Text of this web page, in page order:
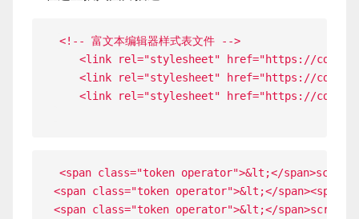
<! -- 富文本编辑器样式表文件 -->
<link rel="stylesheet" href="https://
<link rel="stylesheet" href="https://
<link rel="stylesheet" href="https://
<span class="token operator">&lt;</
<span class="token operator">&lt;</
<span class="token operator">&lt;</span>script